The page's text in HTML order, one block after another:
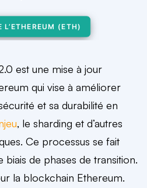
L’ETHEREUM (ETH)
est une mise à jour
qui vise à améliorer
et sa durabilité en
, le sharding et d’autres
Ce processus se fait
de phases de transition.
la blockchain Ethereum.